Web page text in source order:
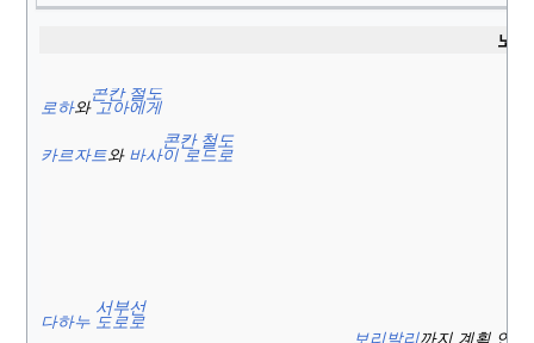
노
콘칸 철도
로하와고아에게
콘칸 철도
카르자트와 바사이 로드로
서부선
다하누 도로로
보리발리까지 계획 연장